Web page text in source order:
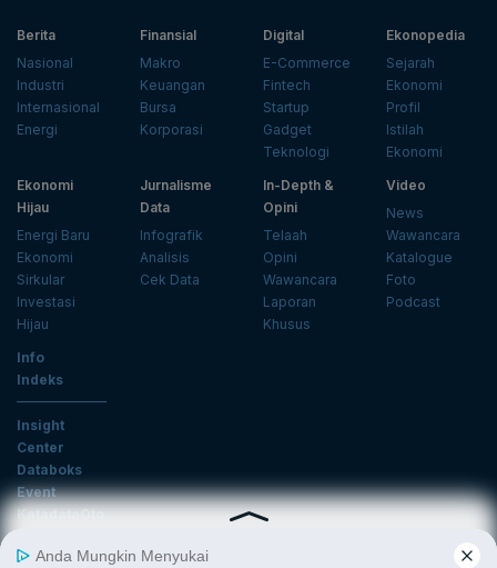
Berita
Nasional
Industri
Internasional
Energi
Finansial
Makro
Keuangan
Bursa
Korporasi
Digital
E-Commerce
Fintech
Startup
Gadget
Teknologi
Ekonopedia
Sejarah
Ekonomi
Profil
Istilah
Ekonomi
Ekonomi
Hijau
Energi Baru
Ekonomi
Sirkular
Investasi
Hijau
Jurnalisme
Data
Infografik
Analisis
Cek Data
In-Depth &
Opini
Telaah
Opini
Wawancara
Laporan
Khusus
Video
News
Wawancara
Katalogue
Foto
Podcast
Info
Indeks
Insight
Center
Databoks
Event
KatadataOto